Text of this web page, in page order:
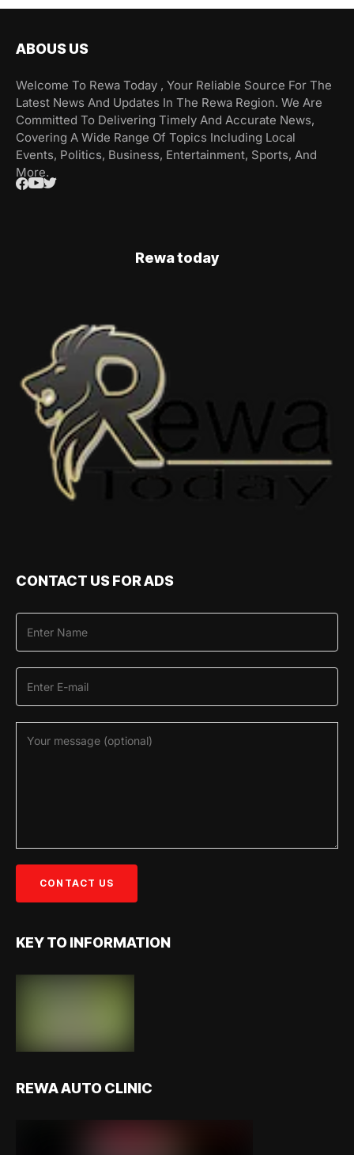
ABOUS US
Welcome To Rewa Today , Your Reliable Source For The
Latest News And Updates In The Rewa Region. We Are
Committed To Delivering Timely And Accurate News,
Covering A Wide Range Of Topics Including Local
Events, Politics, Business, Entertainment, Sports, And
More.
Rewa today
CONTACT US FOR ADS
KEY TO INFORMATION
REWA AUTO CLINIC